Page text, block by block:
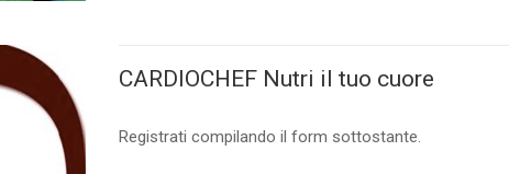
CARDIOCHEF Nutri il tuo cuore
Registrati compilando il form sottostante.